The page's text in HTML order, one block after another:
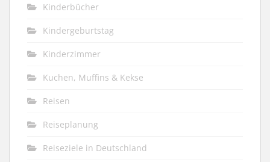
Kinderbücher
Kindergeburtstag
Kinderzimmer
Kuchen, Muffins & Kekse
Reisen
Reiseplanung
Reiseziele in Deutschland